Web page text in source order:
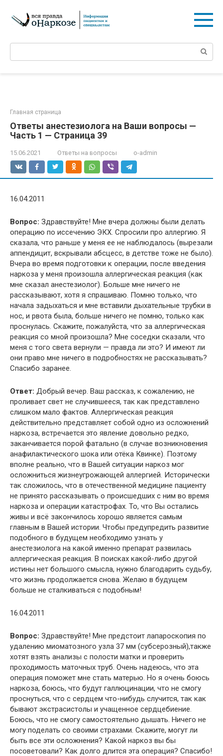
контенту
Поиск:
Главная страница
Ответы анестезиолога на Ваши вопросы —
Часть 1 — Страница 39
15.06.2021 Ответы на вопросы o-admin
16.04.2011
Вопрос: Здравствуйте! Мне вчера должны были делать
операцию по иссечению ЭКХ. Спросили про аллергию. Я
сказала, что раньше у меня ее не наблюдалось (вырезали
аппендицит, вскрывали абсцесс, в детстве тоже не было).
Вчера во время подготовки к операции, после введения
наркоза у меня произошла аллергическая реакция (как
мне сказал анестезиолог). Больше мне ничего не
рассказывают, хотя я спрашиваю. Помню только, что
начала задыхаться и мне вставили дыхательные трубки в
нос, и рвота была, больше ничего не помню, только как
проснулась. Скажите, пожалуйста, что за аллергическая
реакция со мной произошла? Мне соседки сказали, что
меня с того света вернули — правда ли это? И имеют ли
они право мне ничего в подробностях не рассказывать?
Спасибо заранее.
Ответ: Добрый вечер. Ваш рассказ, к сожалению, не
проливает свет не случившееся, так как представлено
слишком мало фактов. Аллергическая реакция
действительно представляет собой одно из осложнений
наркоза, встречается это явление довольно редко,
заканчивается порой фатально (в случае возникновения
анафилактического шока или отёка Квинке). Поэтому
вполне реально, что в Вашей ситуации наркоз мог
осложниться жизнеугрожающей аллергией. Исторически
так сложилось, что в отечественной медицине пациенту
не принято рассказывать о происшедших с ним во время
наркоза и операции катастрофах. То, что Вы остались
живы и всё закончилось хорошо является самым
главным в Вашей истории. Чтобы предупредить развитие
подобного в будущем необходимо узнать у
анестезиолога на какой именно препарат развилась
аллергическая реакция. В поисках какой-либо другой
истины нет большого смысла, нужно благодарить судьбу,
что жизнь продолжается снова. Желаю в будущем
больше не сталкиваться с подобным!
16.04.2011
Вопрос: Здравствуйте! Мне предстоит лапароскопия по
удалению миоматозного узла 37 мм (субсерозный),также
хотят взять анализы с полости матки и проверить
проходимость маточных труб. Очень надеюсь, что эта
операция поможет мне стать матерью. Но я очень боюсь
наркоза, боюсь, что будут галлюцинации, что не смогу
проснуться, что с сердцем что-нибудь случится, так как
бывают экстрасистолы и учащенное сердцебиение.
Боюсь, что не смогу самостоятельно дышать. Ничего не
могу поделать со своими страхами. Скажите, могут ли
быть все эти осложнения? Какой наркоз вы бы
посоветовали? Как долго длится эта операция? Спасибо!